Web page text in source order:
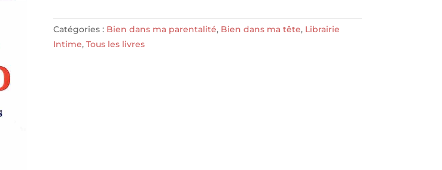
de
votre
Catégories : Bien dans ma parentalité, Bien dans ma tête, Librairie
Intime, Tous les livres